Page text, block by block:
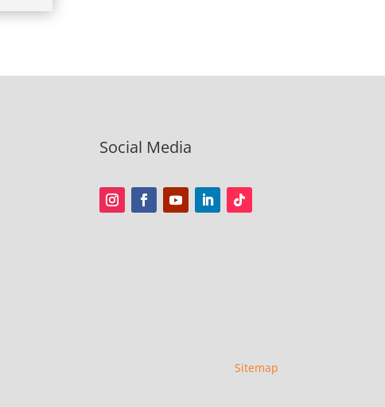
Social Media
Sitemap